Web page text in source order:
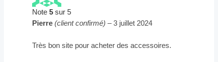
Note5 sur 5
Pierre(client confirmé) – 3 juillet 2024
Très bon site pour acheter des accessoires.